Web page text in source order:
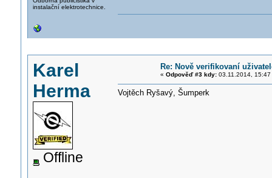
instalační elektrotechnice.
Karel
Herma
Offline
Re: Nově verifikovaní
« Odpověď #3 kdy:03.11.2014, 15:47
Vojtěch Ryšavý, Šumperk